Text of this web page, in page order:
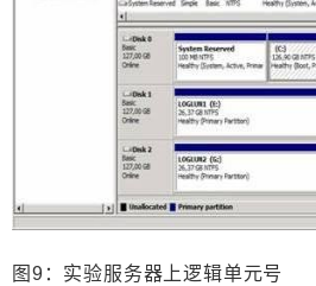
图9：实验服务器上逻辑单元号